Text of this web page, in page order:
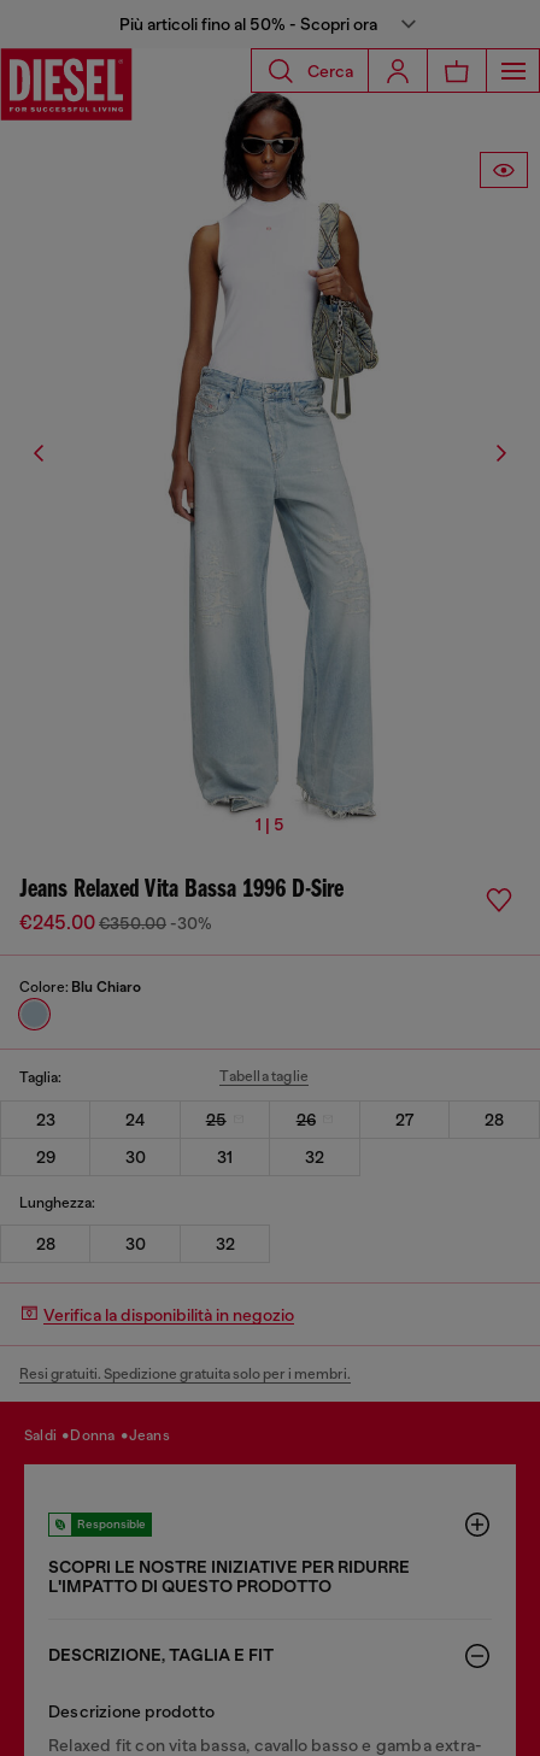
Più articoli fino al 50% - Scopri ora
Cerca
1 | 5
Jeans Relaxed Vita Bassa 1996 D-Sire
€245.00€350.00 -30%
Colore: Blu Chiaro
Taglia: Tabella taglie
23 24 25 26 27
28
29
30 31 32
Lunghezza:
28 30 32
Verifica la disponibilità in negozio
Resi gratuiti. Spedizione gratuita solo per i membri.
saldi donna jeans
Responsible
SCOPRI LE NOSTRE INIZIATIVE PER RIDURRE
LʹIMPATTO DI QUESTO PRODOTTO
DESCRIZIONE, TAGLIA E FIT
Descrizione prodotto
Relaxed fit con vita bassa, cavallo basso e gamba extra-